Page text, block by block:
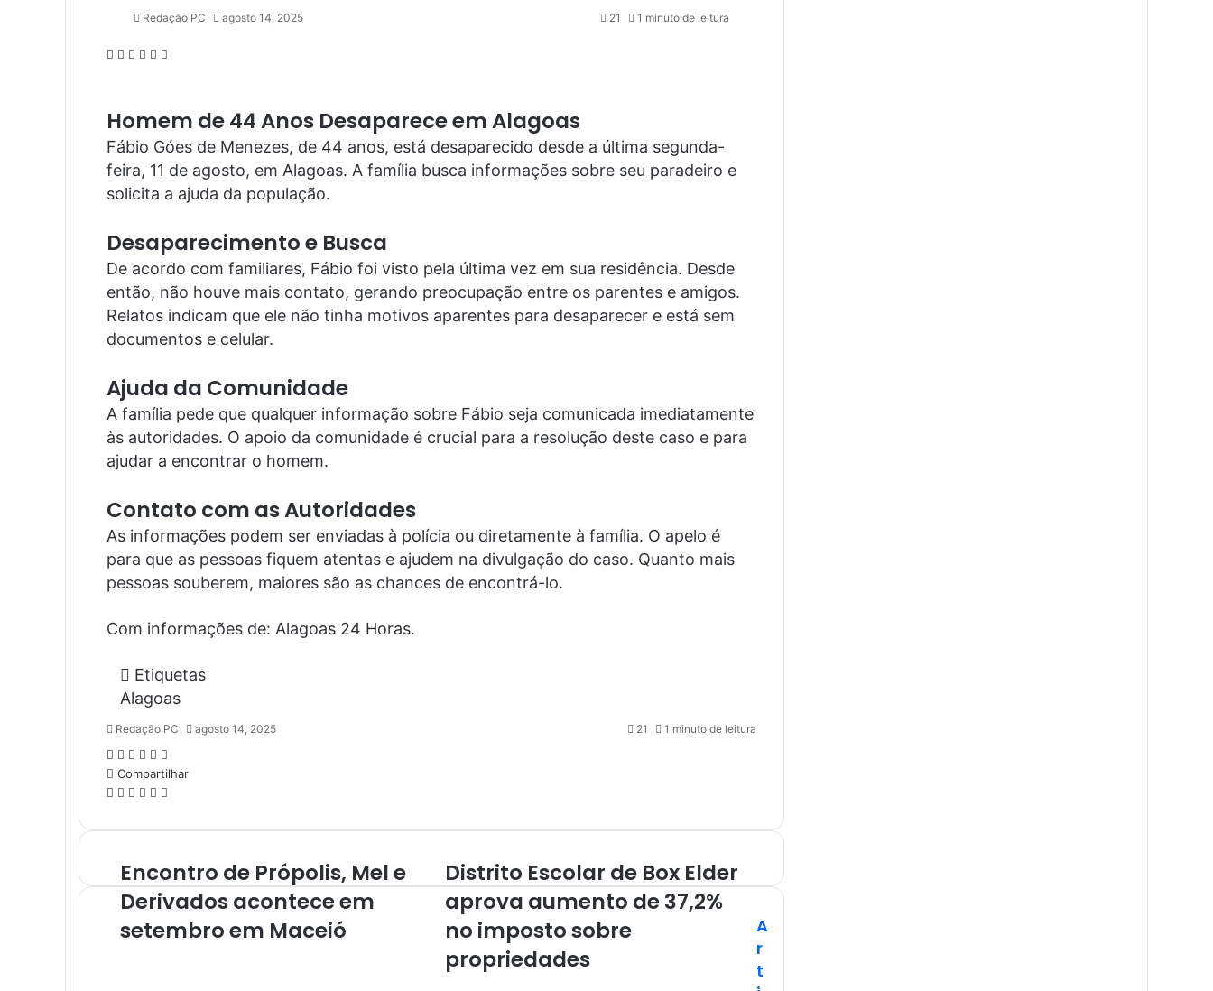
Redação PC agosto 14, 2025 21 1 minuto de leitura
Facebook
X Linkedin
Pinterest
WhatsApp
Homem de 44 Anos Desaparece em Alagoas
Fábio Góes de Menezes, de 44 anos, está desaparecido desde a última segunda-
feira, 11 de agosto, em Alagoas. A família busca informações sobre seu paradeiro e
solicita a ajuda da população.
Desaparecimento e Busca
De acordo com familiares, Fábio foi visto pela última vez em sua residência. Desde
então, não houve mais contato, gerando preocupação entre os parentes e amigos.
Relatos indicam que ele não tinha motivos aparentes para desaparecer e está sem
documentos e celular.
Ajuda da Comunidade
A família pede que qualquer informação sobre Fábio seja comunicada imediatamente
às autoridades. O apoio da comunidade é crucial para a resolução deste caso e para
ajudar a encontrar o homem.
Contato com as Autoridades
As informações podem ser enviadas à polícia ou diretamente à família. O apelo é
para que as pessoas fiquem atentas e ajudem na divulgação do caso. Quanto mais
pessoas souberem, maiores são as chances de encontrá-lo.
Com informações de: Alagoas 24 Horas.
Etiquetas
Alagoas
Redação PC agosto 14, 2025 21 1 minuto de leitura
Facebook
X Linkedin
Pinterest
WhatsApp
Compartilhar
Facebook
X Linkedin
Pinterest
WhatsApp
Encontro de Própolis, Mel e
Derivados acontece em
setembro em Maceió
Distrito Escolar de Box Elder
aprova aumento de 37,2%
no imposto sobre
propriedades
A
r
t